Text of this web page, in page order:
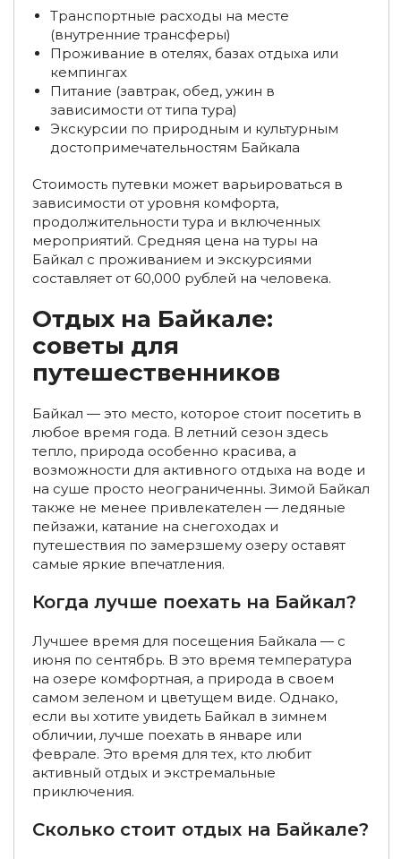
Туры на Байкал из Ярославля
Туры на Байкал из Омска Туры на Байкал из Тулы
Туры на Байкал из Владивостока
Туры на Байкал из Кемерово и Новокузнецка
Туры на Байкал из Сочи Туры на Байкал из Астрахани
Туры на Байкал из Владимира
Туры на Байкал из Рязани
Туры на Байкал из Ульяновска
Туры на Байкал из Сургута Туры на Байкал из Тамбова
Туры на Байкал из Тольятти Туры на Байкал на троих
Туры на остров Ольхон Туры на Ольхон из Иркутска
Туры на Ольхон из Улан-Удэ
Туры на остров Ольхон зимой
Туры на остров Ольхон летом Туры в Листвянку
Экскурсии по Байкалу из Листвянки летом
Экскурсии по Байкалу из Листвянки зимой
Экскурсии из Слюдянки по Байкалу
Конные туры по Байкалу Туры на багги на Байкал
Туры на багги на Байкал
Экскурсии на Байкал на 1 день Экспедиции на Байкал
Транспортные расходы на месте
(внутренние трансферы)
Проживание в отелях, базах отдыха или
кемпингах
Питание (завтрак, обед, ужин в
зависимости от типа тура)
Экскурсии по природным и культурным
достопримечательностям Байкала
Стоимость путевки может варьироваться в
зависимости от уровня комфорта,
продолжительности тура и включенных
мероприятий. Средняя цена на туры на
Байкал с проживанием и экскурсиями
составляет от 60,000 рублей на человека.
Отдых на Байкале:
советы для
путешественников
Байкал — это место, которое стоит посетить в
любое время года. В летний сезон здесь
тепло, природа особенно красива, а
возможности для активного отдыха на воде и
на суше просто неограниченны. Зимой Байкал
также не менее привлекателен — ледяные
пейзажи, катание на снегоходах и
путешествия по замерзшему озеру оставят
самые яркие впечатления.
Когда лучше поехать на Байкал?
Лучшее время для посещения Байкала — с
июня по сентябрь. В это время температура
на озере комфортная, а природа в своем
самом зеленом и цветущем виде. Однако,
если вы хотите увидеть Байкал в зимнем
обличии, лучше поехать в январе или
феврале. Это время для тех, кто любит
активный отдых и экстремальные
приключения.
Сколько стоит отдых на Байкале?